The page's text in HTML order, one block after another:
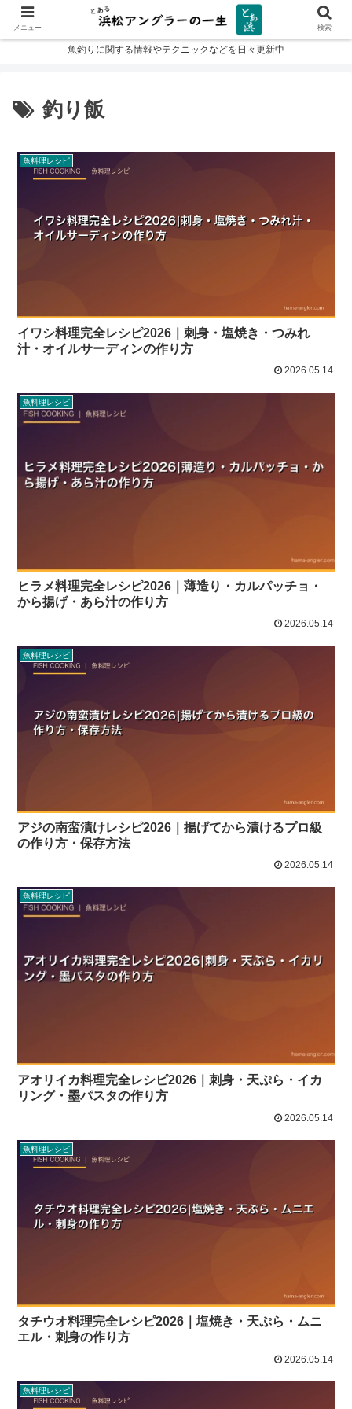
魚釣りに関する情報やテクニックなどを日々更新中
釣り飯
魚料理レシピ
イワシ料理完全レシピ2026｜刺身・塩焼き・つみれ
汁・オイルサーディンの作り方
2026.05.14
魚料理レシピ
ヒラメ料理完全レシピ2026｜薄造り・カルパッチョ・
から揚げ・あら汁の作り方
2026.05.14
魚料理レシピ
アジの南蛮漬けレシピ2026｜揚げてから漬けるプロ級
の作り方・保存方法
2026.05.14
魚料理レシピ
アオリイカ料理完全レシピ2026｜刺身・天ぷら・イカ
リング・墨パスタの作り方
2026.05.14
魚料理レシピ
タチウオ料理完全レシピ2026｜塩焼き・天ぷら・ムニ
エル・刺身の作り方
2026.05.14
魚料理レシピ
メニュー 検索